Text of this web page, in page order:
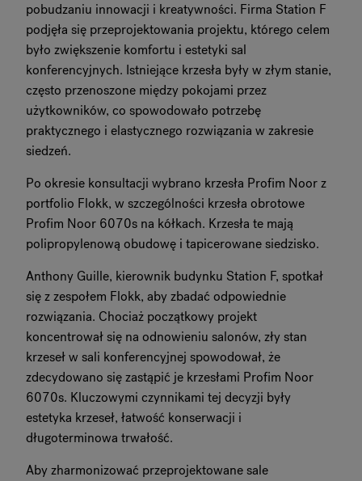
pobudzaniu innowacji i kreatywności. Firma Station F
podjęła się przeprojektowania projektu, którego celem
było zwiększenie komfortu i estetyki sal
konferencyjnych. Istniejące krzesła były w złym stanie,
często przenoszone między pokojami przez
użytkowników, co spowodowało potrzebę
praktycznego i elastycznego rozwiązania w zakresie
siedzeń.
Po okresie konsultacji wybrano krzesła Profim Noor z
portfolio Flokk, w szczególności krzesła obrotowe
Profim Noor 6070s na kółkach. Krzesła te mają
polipropylenową obudowę i tapicerowane siedzisko.
Anthony Guille, kierownik budynku Station F, spotkał
się z zespołem Flokk, aby zbadać odpowiednie
rozwiązania. Chociaż początkowy projekt
koncentrował się na odnowieniu salonów, zły stan
krzeseł w sali konferencyjnej spowodował, że
zdecydowano się zastąpić je krzesłami Profim Noor
6070s. Kluczowymi czynnikami tej decyzji były
estetyka krzeseł, łatwość konserwacji i
długoterminowa trwałość.
Aby zharmonizować przeprojektowane sale